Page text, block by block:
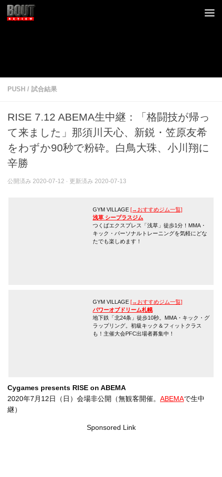
コンテンツへスキップ
PUSH / 試合結果
RISE 7.12 ABEMA生中継：「格闘技が帰っ
て来ました」那須川天心、新鋭・笠原友希
をわずか90秒で粉砕。白鳥大珠、小川翔に
辛勝
公開済み 2020-07-12 · 更新済み 2020-07-13
GYM VILLAGE [→おすすめジム一覧]
浅草 シープラスジム
つくばエクスプレス「浅草」徒歩1分！MMA・
キック・パーソナルトレーニングを気軽にどな
たでも楽しめます！
GYM VILLAGE [→おすすめジム一覧]
パワーオブドリーム札幌
地下鉄「北24条」徒歩10秒。MMA・キック・グ
ラップリング。初級キック＆フィットクラス
も！主催大会PFC出場者募集中！
Cygames presents RISE on ABEMA
2020年7月12日（日）会場非公開（無観客開催。 ABEMAで生中
継）
Sponsored Link